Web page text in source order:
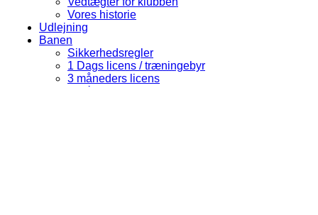
Vores historie
Udlejning
Banen
Sikkerhedsregler
1 Dags licens / træningebyr
3 måneders licens